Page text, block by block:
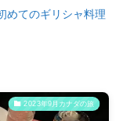
めてのギリシャ料理
2023年9月カナダの旅